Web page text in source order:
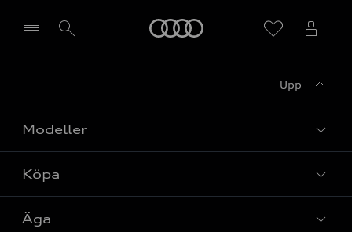
Upp
Modeller
Alla modeller
Elbilar
Köpa
Privaterbjudanden
Äga